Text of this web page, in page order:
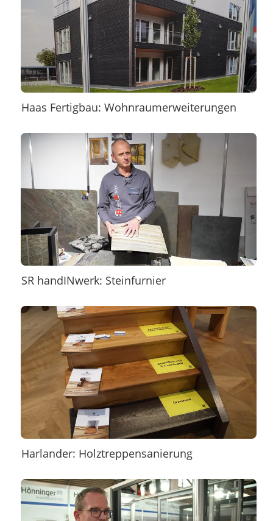
Haas Fertigbau: Wohnraumerweiterungen
SR handINwerk: Steinfurnier
Harlander: Holztreppensanierung